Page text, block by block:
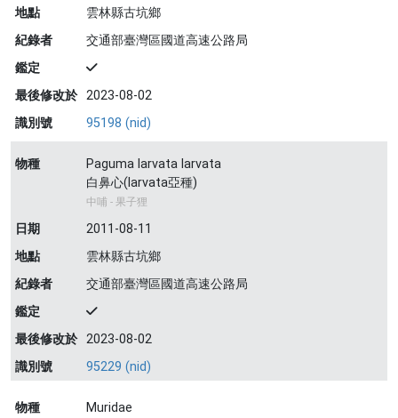
地點
雲林縣古坑鄉
紀錄者
交通部臺灣區國道高速公路局
鑑定
最後修改於 2023-08-02
識別號
95198 (nid)
物種
Paguma larvata larvata
白鼻心(larvata亞種)
中哺 - 果子狸
日期
2011-08-11
地點
雲林縣古坑鄉
紀錄者
交通部臺灣區國道高速公路局
鑑定
最後修改於 2023-08-02
識別號
95229 (nid)
物種
Muridae